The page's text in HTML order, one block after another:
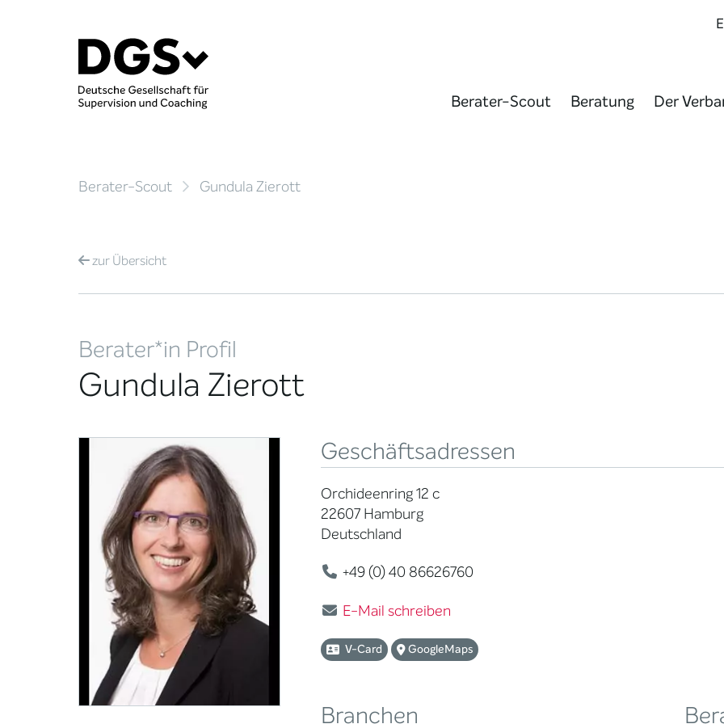
Berater-Scout Beratung Der
Berater-Scout Gundula Zierott
zurÜbersicht
Berater*in Profil
Gundula Zierott
Geschäftsadressen
Orchideenring 12 c
22607 Hamburg
Deutschland
+49 (0) 40 86626760
E-Mail schreiben
V-Card GoogleMaps
Branchen